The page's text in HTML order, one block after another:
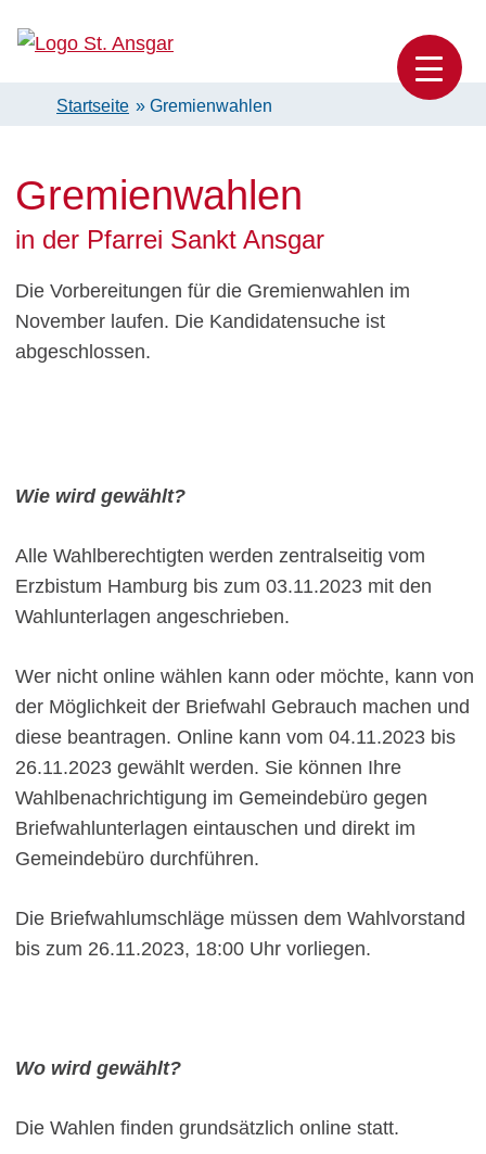
Skip
content
Katholische Pfarrei St. Ansgar Hamburg
Startseite » Gremienwahlen
Gremienwahlen
in der Pfarrei Sankt Ansgar
Die Vorbereitungen für die Gremienwahlen im
November laufen. Die Kandidatensuche ist
abgeschlossen.
Wie wird gewählt?
Alle Wahlberechtigten werden zentralseitig vom
Erzbistum Hamburg bis zum 03.11.2023 mit den
Wahlunterlagen angeschrieben.
Wer nicht online wählen kann oder möchte, kann von
der Möglichkeit der Briefwahl Gebrauch machen und
diese beantragen. Online kann vom 04.11.2023 bis
26.11.2023 gewählt werden. Sie können Ihre
Wahlbenachrichtigung im Gemeindebüro gegen
Briefwahlunterlagen eintauschen und direkt im
Gemeindebüro durchführen.
Die Briefwahlumschläge müssen dem Wahlvorstand
bis zum 26.11.2023, 18:00 Uhr vorliegen.
Wo wird gewählt?
Die Wahlen finden grundsätzlich online statt.